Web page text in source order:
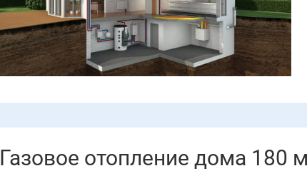
Газовое отопление дома 180